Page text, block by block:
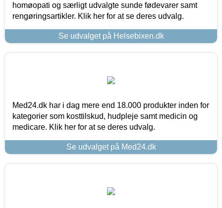
homøopati og særligt udvalgte sunde fødevarer samt
rengøringsartikler. Klik her for at se deres udvalg.
Se udvalget på Helsebixen.dk
Med24.dk har i dag mere end 18.000 produkter inden for
kategorier som kosttilskud, hudpleje samt medicin og
medicare. Klik her for at se deres udvalg.
Se udvalget på Med24.dk